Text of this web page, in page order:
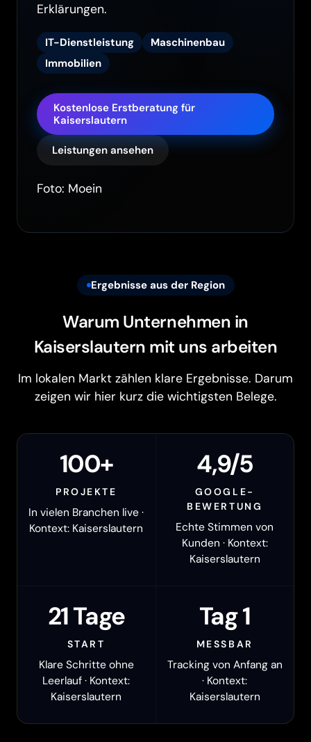
Erklärungen.
IT-Dienstleistung
Maschinenbau
Immobilien
Kostenlose Erstberatung für
Kaiserslautern
Leistungen ansehen
Foto: Moein
Ergebnisse aus der Region
Warum Unternehmen in
Kaiserslautern mit uns arbeiten
Im lokalen Markt zählen klare Ergebnisse. Darum
zeigen wir hier kurz die wichtigsten Belege.
100+
PROJEKTE
In vielen Branchen live ·
Kontext: Kaiserslautern
4,9/5
GOOGLE-
BEWERTUNG
Echte Stimmen von
Kunden · Kontext:
Kaiserslautern
21 Tage
START
Klare Schritte ohne
Leerlauf · Kontext:
Kaiserslautern
Tag 1
MESSBAR
Tracking von Anfang an
· Kontext:
Kaiserslautern